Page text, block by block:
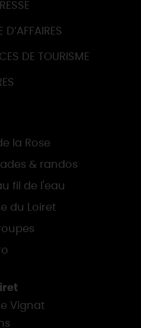
D’AFFAIRES
DE TOURISME
la Rose
& randos
fil de l'eau
du Loiret
Vignat